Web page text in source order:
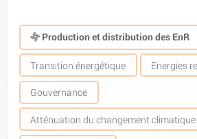
Production et distribution des EnR
Transition énergétique Energies
Gouvernance
Atténuation du changement climatique